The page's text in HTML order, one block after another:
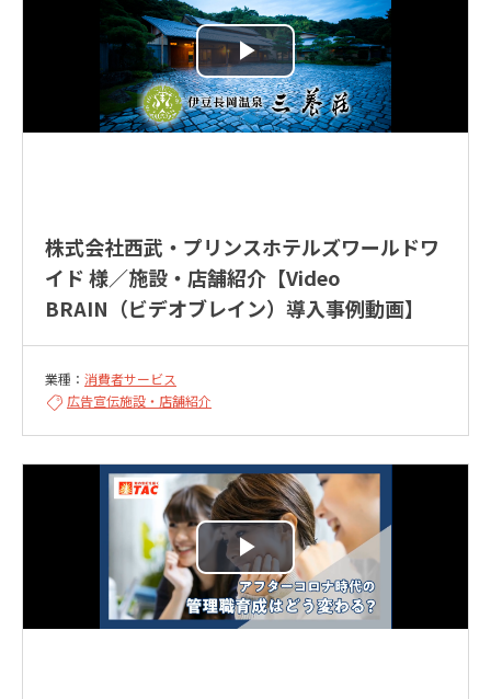
株式会社西武・プリンスホテルズワールドワ
イド 様／施設・店舗紹介【Video
BRAIN（ビデオブレイン）導入事例動画】
業種： 消費者サービス
広告宣伝施設・店舗紹介